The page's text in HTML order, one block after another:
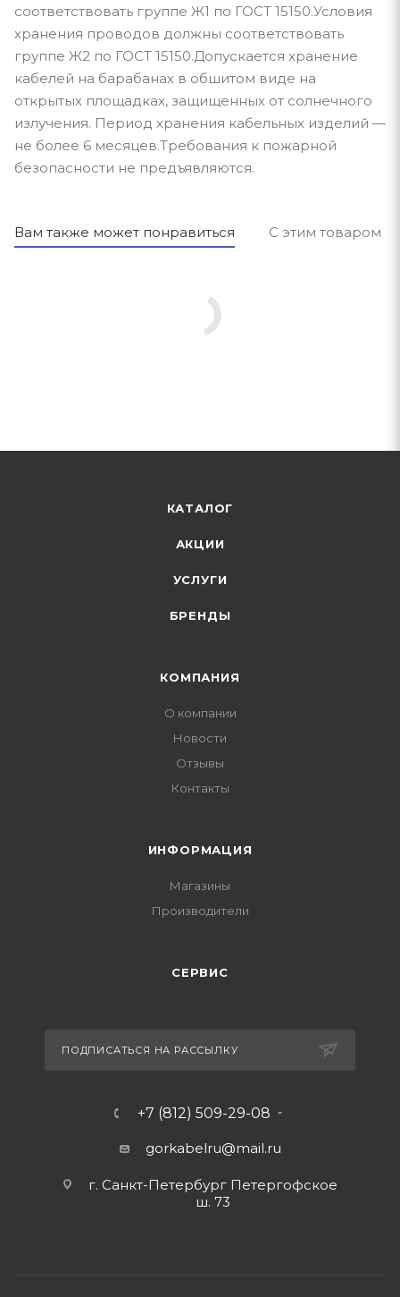
соответствовать группе Ж1 по ГОСТ 15150.Условия
хранения проводов должны соответствовать
группе Ж2 по ГОСТ 15150.Допускается хранение
кабелей на барабанах в обшитом виде на
открытых площадках, защищенных от солнечного
излучения. Период хранения кабельных изделий —
не более 6 месяцев.Требования к пожарной
безопасности не предъявляются.
Вам также может понравиться С этим товаром
КАТАЛОГ
АКЦИИ
УСЛУГИ
БРЕНДЫ
КОМПАНИЯ
О компании
Новости
Отзывы
Контакты
ИНФОРМАЦИЯ
Магазины
Производители
СЕРВИС
ПОДПИСАТЬСЯ НА РАССЫЛКУ
+7 (812) 509-29-08
gorkabelru@mail.ru
г. Санкт-Петербург Петергофское
ш. 73